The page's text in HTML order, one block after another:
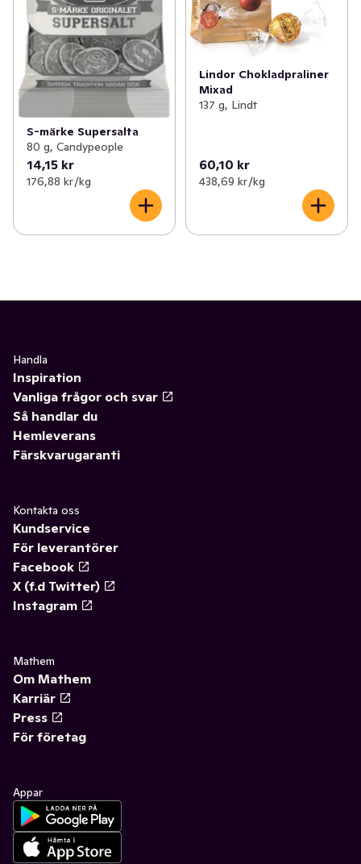
S-märke Supersalta
80 g, Candypeople
14,15 kr
176,88 kr /kg
Lindor Chokladpraliner
Mixad
137 g, Lindt
60,10 kr
438,69 kr /kg
Handla
Inspiration
Vanliga frågor och svar
Så handlar du
Hemleverans
Färskvarugaranti
Kontakta oss
Kundservice
För leverantörer
Facebook
X (f.d Twitter)
Instagram
Mathem
Om Mathem
Karriär
Press
För företag
Appar